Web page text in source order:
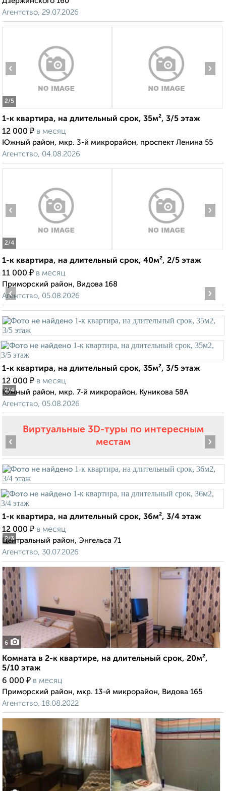
Агентство, 29.07.2026
2/5
‹ ›
1-к квартира, на длительный срок, 35м², 3/5 этаж
12 000 ₽ в месяц
Южный район, мкр. 3-й микрорайон, проспект Ленина 55
Агентство, 04.08.2026
2/4
‹ ›
1-к квартира, на длительный срок, 40м², 2/5 этаж
11 000 ₽ в месяц
Приморский район, Видова 168
Агентство, 05.08.2026
2/4
‹ ›
1-к квартира, на длительный срок, 35м², 3/5 этаж
12 000 ₽ в месяц
Южный район, мкр. 7-й микрорайон, Куникова 58А
Агентство, 05.08.2026
Виртуальные 3D-туры по интересным
местам
2/3
‹ ›
1-к квартира, на длительный срок, 36м², 3/4 этаж
12 000 ₽ в месяц
Центральный район, Энгельса 71
Агентство, 30.07.2026
6
Комната в 2-к квартире, на длительный срок, 20м²,
5/10 этаж
6 000 ₽ в месяц
Приморский район, мкр. 13-й микрорайон, Видова 165
Агентство, 18.08.2022